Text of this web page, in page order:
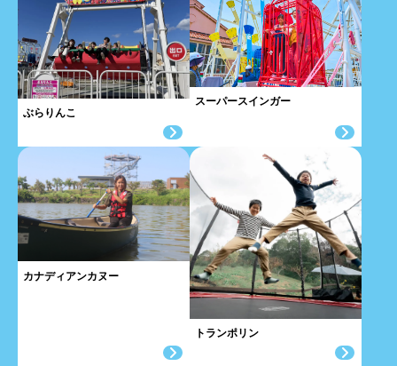
ぶらりんこ
スーパースインガー
カナディアンカヌー
トランポリン